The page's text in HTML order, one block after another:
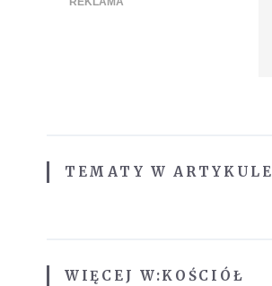
TEMATY W ARTYKULE
WIĘCEJ W:KOŚCIÓŁ